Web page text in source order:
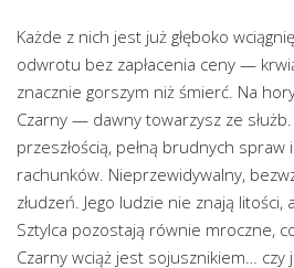
Każde z nich jest już głęboko
odwrotu bez zapłacenia ceny —
znacznie gorszym niż śmierć. Na
Czarny — dawny towarzysz ze służb.
przeszłością, pełną brudnych spraw
rachunków. Nieprzewidywalny,
złudzeń. Jego ludzie nie znają
Sztylca pozostają równie mroczne,
Czarny wciąż jest sojusznikiem… czy